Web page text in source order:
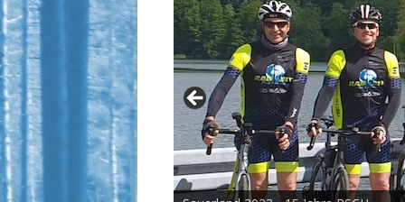
ÜBER UNS
UNSERE STRECKEN
FOTOALBEN
PRESSE
TRIKOTS
IMPRESSUM